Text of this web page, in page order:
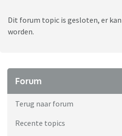
Dit forum topic is gesloten, er
worden.
Forum
Terug naar forum
Recente topics